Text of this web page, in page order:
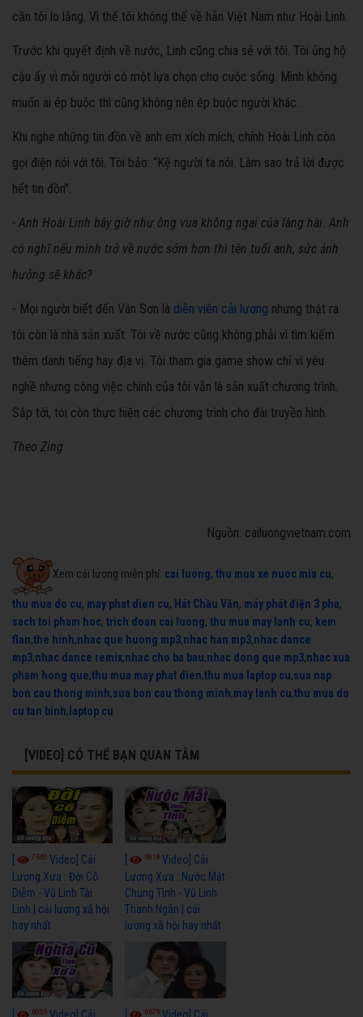
cần tôi lo lắng. Vì thế tôi không thể về hẳn Việt Nam như Hoài Linh.
Trước khi quyết định về nước, Linh cũng chia sẻ với tôi. Tôi ủng hộ
cậu ấy vì mỗi người có một lựa chọn cho cuộc sống. Mình không
muốn ai ép buộc thì cũng không nên ép buộc người khác.
Khi nghe những tin đồn về anh em xích mích, chính Hoài Linh còn
gọi điện nói với tôi. Tôi bảo: “Kệ người ta nói. Làm sao trả lời được
hết tin đồn”.
- Anh Hoài Linh bây giờ như ông vua không ngai của làng hài. Anh
có nghĩ nếu mình trở về nước sớm hơn thì tên tuổi anh, sức ảnh
hưởng sẽ khác?
- Mọi người biết đến Vân Sơn là diễn viên cải lương nhưng thật ra
tôi còn là nhà sản xuất. Tôi về nước cũng không phải vì tìm kiếm
thêm danh tiếng hay địa vị. Tôi tham gia game show chỉ vì yêu
nghề nhưng công việc chính của tôi vẫn là sản xuất chương trình.
Sắp tới, tôi còn thực hiện các chương trình cho đài truyền hình.
Theo Zing
Nguồn: cailuongvietnam.com
Xem cải lương miễn phí: cai luong, thu mua xe nuoc mia cu,
thu mua do cu, may phat dien cu, Hát Chầu Văn, máy phát điện 3 pha,
sach toi pham hoc, trich doan cai luong, thu mua may lanh cu, kem
flan,the hinh,nhac que huong mp3,nhac han mp3,nhac dance
mp3,nhac dance remix,nhac cho ba bau,nhac dong que mp3,nhac xua
pham hong que,thu mua may phat dien,thu mua laptop cu,sua nap
bon cau thong minh,sua bon cau thong minh,may lanh cu,thu mua do
cu tan binh, laptop cu
[VIDEO] CÓ THỂ BẠN QUAN TÂM
7665 Video] Cải
Lương Xưa : Đời Cô
Diễm - Vũ Linh Tài
Linh | cải lương xã hội
hay nhất
6918Video] Cải
Lương Xưa : Nước Mắt
Chung Tình - Vũ Linh
Thanh Ngân | cải
lương xã hội hay nhất
6055 6679